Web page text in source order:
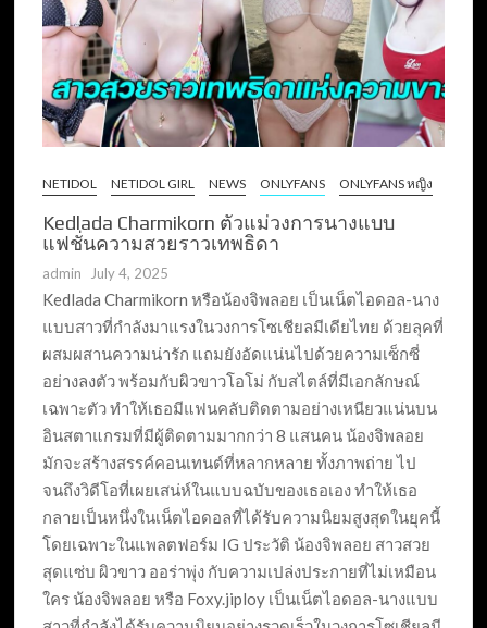
NETIDOL NETIDOL GIRL NEWS ONLYFANS ONLYFANS หญิง
Kedlada Charmikorn ตัวแม่วงการนางแบบ
แฟชั่นความสวยราวเทพธิดา
admin July 4, 2025
Kedlada Charmikorn หรือน้องจิพลอย เป็นเน็ตไอดอล-นาง
แบบสาวที่กำลังมาแรงในวงการโซเชียลมีเดียไทย ด้วยลุคที่
ผสมผสานความน่ารัก แถมยังอัดแน่นไปด้วยความเซ็กซี่
อย่างลงตัว พร้อมกับผิวขาวโอโม่ กับสไตล์ที่มีเอกลักษณ์
เฉพาะตัว ทำให้เธอมีแฟนคลับติดตามอย่างเหนียวแน่นบน
อินสตาแกรมที่มีผู้ติดตามมากกว่า 8 แสนคน น้องจิพลอย
มักจะสร้างสรรค์คอนเทนต์ที่หลากหลาย ทั้งภาพถ่าย ไป
จนถึงวิดีโอที่เผยเสน่ห์ในแบบฉบับของเธอเอง ทำให้เธอ
กลายเป็นหนึ่งในเน็ตไอดอลที่ได้รับความนิยมสูงสุดในยุคนี้
โดยเฉพาะในแพลตฟอร์ม IG ประวัติ น้องจิพลอย สาวสวย
สุดแซ่บ ผิวขาว ออร่าพุ่ง กับความเปล่งประกายที่ไม่เหมือน
ใคร น้องจิพลอย หรือ Foxy.jiploy เป็นเน็ตไอดอล-นางแบบ